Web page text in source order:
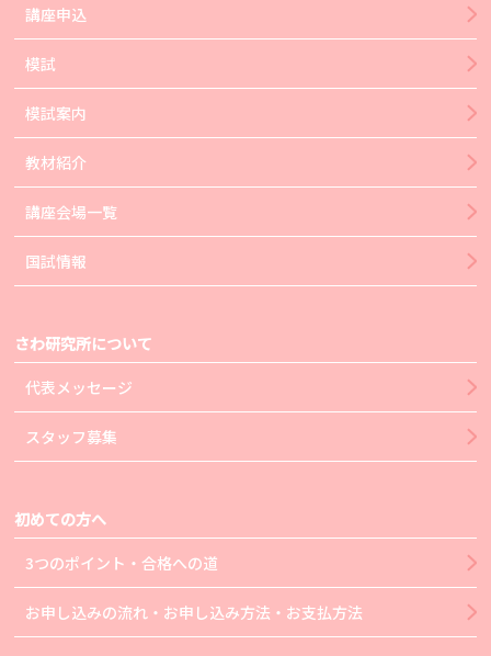
講座申込
模試
模試案内
教材紹介
講座会場一覧
国試情報
さわ研究所について
代表メッセージ
スタッフ募集
初めての方へ
3つのポイント・合格への道
お申し込みの流れ・お申し込み方法・お支払方法